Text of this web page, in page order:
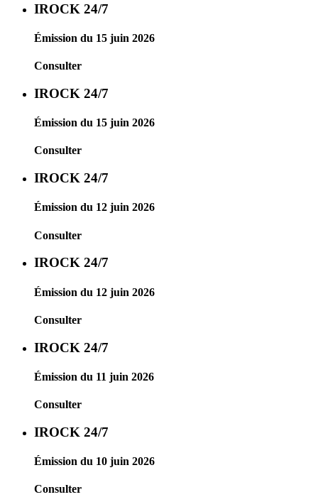
IROCK 24/7
Émission du 15 juin 2026
Consulter
IROCK 24/7
Émission du 15 juin 2026
Consulter
IROCK 24/7
Émission du 12 juin 2026
Consulter
IROCK 24/7
Émission du 12 juin 2026
Consulter
IROCK 24/7
Émission du 11 juin 2026
Consulter
IROCK 24/7
Émission du 10 juin 2026
Consulter